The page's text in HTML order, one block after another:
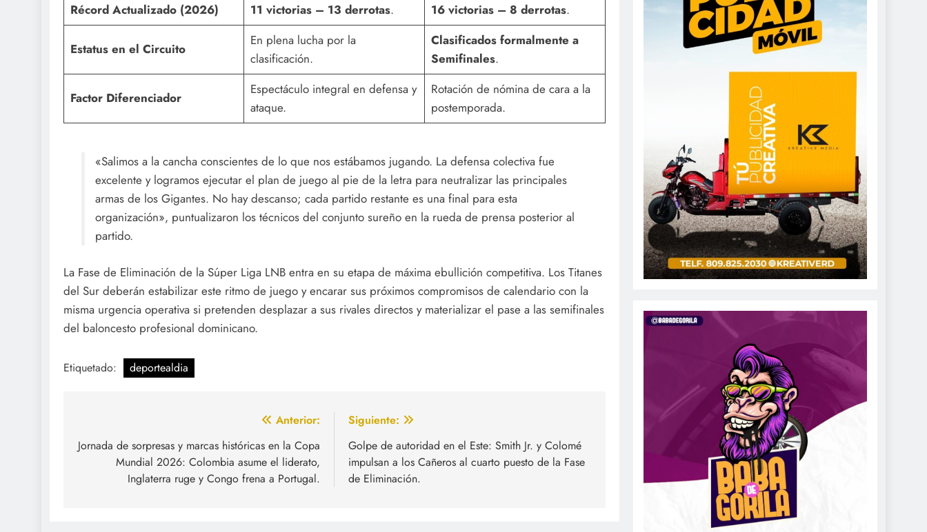
Récord Actualizado (2026)
11 victorias – 13 derrotas. 16 victorias – 8 derrotas.
Estatus en el Circuito
En plena lucha por la
clasificación.
Clasificados formalmente a
Semifinales.
Factor Diferenciador
Espectáculo integral en defensa y
ataque.
Rotación de nómina de cara a la
postemporada.
«Salimos a la cancha conscientes de lo que nos estábamos jugando. La defensa colectiva fue
excelente y logramos ejecutar el plan de juego al pie de la letra para neutralizar las principales
armas de los Gigantes. No hay descanso; cada partido restante es una final para esta
organización», puntualizaron los técnicos del conjunto sureño en la rueda de prensa posterior al
partido.
La Fase de Eliminación de la Súper Liga LNB entra en su etapa de máxima ebullición competitiva. Los Titanes
del Sur deberán estabilizar este ritmo de juego y encarar sus próximos compromisos de calendario con la
misma urgencia operativa si pretenden desplazar a sus rivales directos y materializar el pase a las semifinales
del baloncesto profesional dominicano.
Etiquetado: deportealdia
de
entradas
Anterior:
Jornada de sorpresas y marcas históricas en la Copa
Mundial 2026: Colombia asume el liderato,
Inglaterra ruge y Congo frena a Portugal.
Siguiente:
Golpe de autoridad en el Este: Smith Jr. y Colomé
impulsan a los Cañeros al cuarto puesto de la Fase
de Eliminación.